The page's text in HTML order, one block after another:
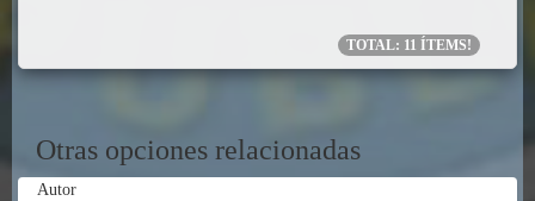
TOTAL: 11 ÍTEMS!
Otras opciones relacionadas
Autor